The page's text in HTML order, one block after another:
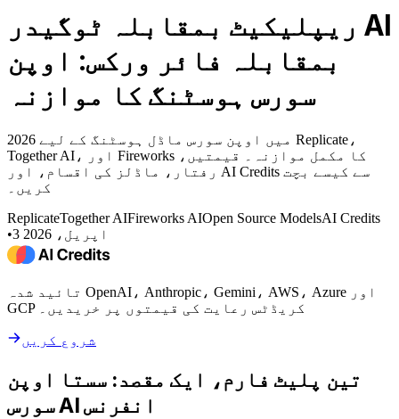
ریپلیکیٹ بمقابلہ ٹوگیدر AI
بمقابلہ فائر ورکس: اوپن
سورس ہوسٹنگ کا موازنہ
2026 میں اوپن سورس ماڈل ہوسٹنگ کے لیے Replicate،
Together AI، اور Fireworks کا مکمل موازنہ۔ قیمتیں،
رفتار، ماڈلز کی اقسام، اور AI Credits سے کیسے بچت
کریں۔
ReplicateTogether AIFireworks AIOpen Source ModelsAI Credits
•
3 اپریل، 2026
تائید شدہ OpenAI، Anthropic، Gemini، AWS، Azure اور
GCP کریڈٹس رعایت کی قیمتوں پر خریدیں۔
شروع کریں
تین پلیٹ فارم، ایک مقصد: سستا اوپن
سورس AI انفرنس